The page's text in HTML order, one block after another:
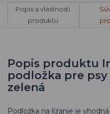
Popis a vlastnosti
produktu
Popis produktu
podložka pre
zelená
Podložka na lízanie je